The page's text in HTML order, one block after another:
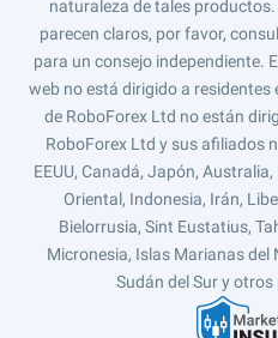
naturaleza de tales
parecen claros, por favor,
para un consejo independiente.
web no está dirigido a residentes
de RoboForex Ltd no están
RoboForex Ltd y sus afiliados
EEUU, Canadá, Japón,
Oriental, Indonesia, Irán,
Bielorrusia, Sint Eustatius,
Micronesia, Islas Marianas del
Sudán del Sur y